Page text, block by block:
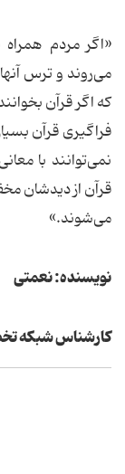
«اگر مردم همراه
می‌روند و ترس
که اگر قرآن
فراگیری قرآن
نمی‌توانند با
قرآن از دیدشان
می‌شوند.»
نویسنده: نعمتی
كارشناس شبكه